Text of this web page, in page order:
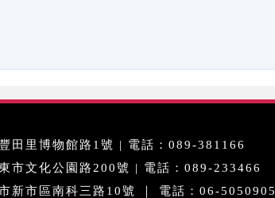
田里博物館路1號 | 電話：089-381166
市文化公園路200號 | 電話：089-233466
新市區南科三路10號 ｜ 電話：06-5050905